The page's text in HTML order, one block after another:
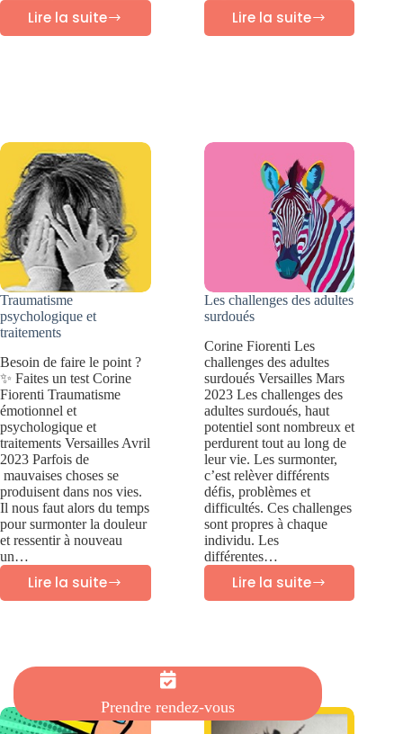
Lire la suite
la
thérapie
de
couple
Lire la suite
en
société
Traumatisme
psychologique et
traitements
Besoin de faire le point ?
✨ Faites un test Corine
Fiorenti Traumatisme
émotionnel et
psychologique et
traitements Versailles Avril
2023 Parfois de
mauvaises choses se
produisent dans nos vies.
Il nous faut alors du temps
pour surmonter la douleur
et ressentir à nouveau
un…
Lire la suite
Traumatisme
Les challenges des adultes
surdoués
Corine Fiorenti Les
challenges des adultes
surdoués Versailles Mars
2023 Les challenges des
adultes surdoués, haut
potentiel sont nombreux et
perdurent tout au long de
leur vie. Les surmonter,
c’est relèver différents
défis, problèmes et
difficultés. Ces challenges
sont propres à chaque
individu. Les
différentes…
Lire la suite
adultes
surdoués
Prendre rendez-vous